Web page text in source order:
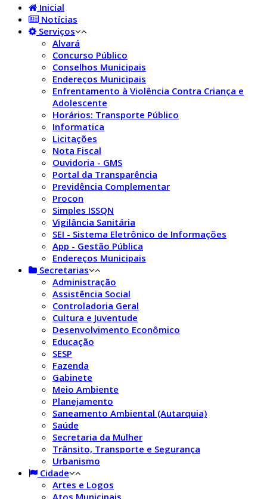
Inicial
Notícias
Serviços
Alvará
Concurso Público
Conselhos Municipais
Endereços Municipais
Enfrentamento à Violência Contra Criança e
Adolescente
Horários: Transporte Público
Informatica
Licitações
Nota Fiscal
Ouvidoria - GMS
Portal da Transparência
Previdência Complementar
Procon
Simples ISSQN
Vigilância Sanitária
SEI - Sistema Eletrônico de Informações
App - Gestão Pública
Endereços Municipais
Secretarias
Administração
Assistência Social
Controladoria Geral
Cultura e Juventude
Desenvolvimento Econômico
Educação
SESP
Fazenda
Gabinete
Meio Ambiente
Planejamento
Saneamento Ambiental (Autarquia)
Saúde
Secretaria da Mulher
Trânsito, Transporte e Segurança
Urbanismo
Cidade
Artes e Logos
Atos Municipais